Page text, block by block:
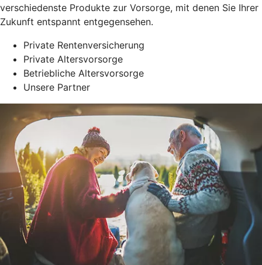
verschiedenste Produkte zur Vorsorge, mit denen Sie Ihrer
Zukunft entspannt entgegensehen.
Private Rentenversicherung
Private Altersvorsorge
Betriebliche Altersvorsorge
Unsere Partner